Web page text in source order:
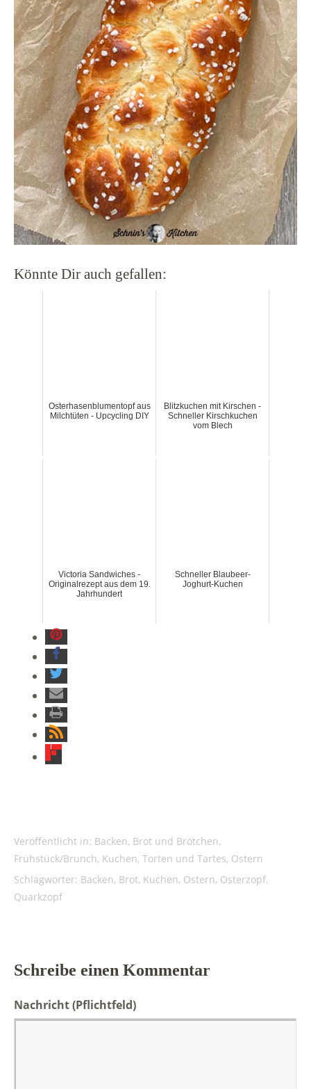
Könnte Dir auch gefallen:
Osterhasenblumentopf aus
Milchtüten - Upcycling DIY
Blitzkuchen mit Kirschen -
Schneller Kirschkuchen
vom Blech
Victoria Sandwiches -
Originalrezept aus dem 19.
Jahrhundert
Schneller Blaubeer-
Joghurt-Kuchen
Veröffentlicht in: Backen, Brot und Brötchen,
Frühstück/Brunch, Kuchen, Torten und Tartes, Ostern
Schlagwörter: Backen, Brot, Kuchen, Ostern, Osterzopf,
Quarkzopf
Schreibe einen Kommentar
Nachricht(Pflichtfeld)